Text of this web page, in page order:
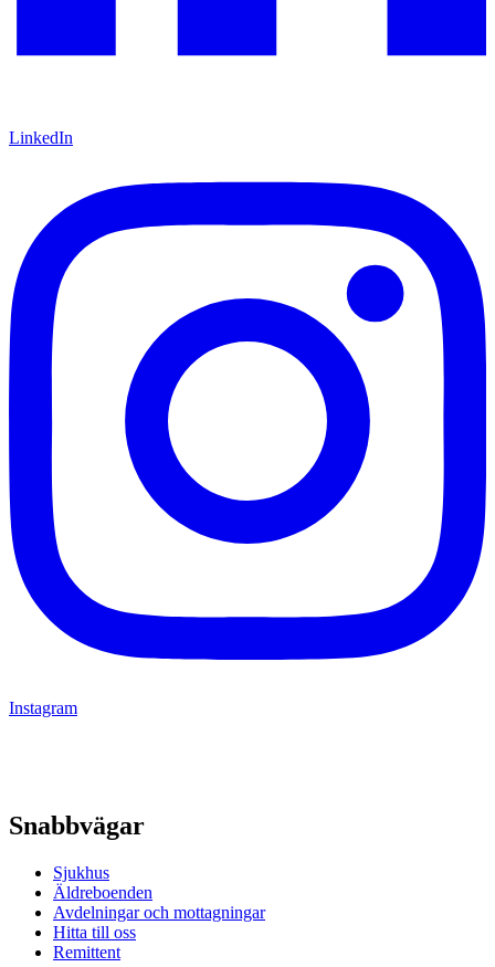
LinkedIn
Instagram
Snabbvägar
Sjukhus
Äldreboenden
Avdelningar och mottagningar
Hitta till oss
Remittent